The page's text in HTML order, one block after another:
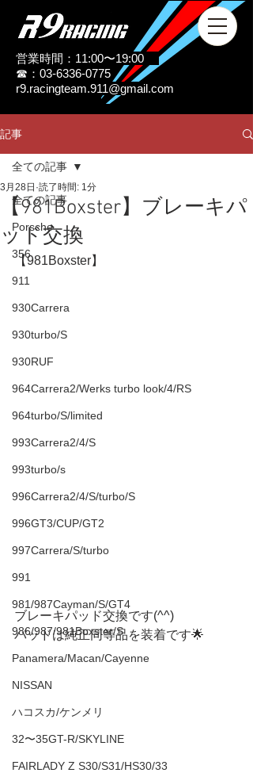
営業時間：11:00〜19:00
☎：03-6336-0775
r9.racingteam.911@gmail.com
記事
全ての記事
Porsche
356
911
930Carrera
930turbo/S
930RUF
964Carrera2/Werks turbo look/4/RS
964turbo/S/limited
993Carrera2/4/S
993turbo/s
996Carrera2/4/S/turbo/S
996GT3/CUP/GT2
997Carrera/S/turbo
991
981/987Cayman/S/GT4
986/987/981Boxster/S
Panamera/Macan/Cayenne
NISSAN
ハコスカ/ケンメリ
32〜35GT-R/SKYLINE
FAIRLADY Z S30/S31/HS30/33
全ての記事
【981Boxster】ブレーキパ
ッド交換
3月28日 読了時間: 1分
【981Boxster】
ブレーキパッド交換です(^^)
パッドは純正同等品を装着です🌟